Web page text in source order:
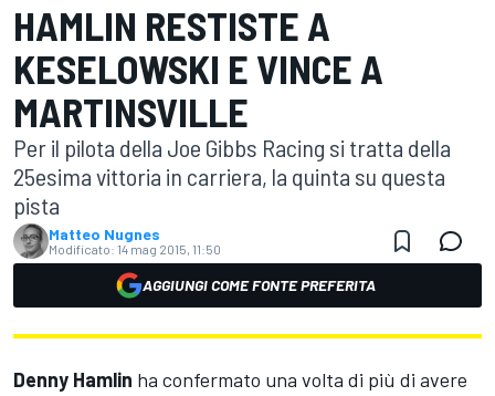
HAMLIN RESTISTE A
KESELOWSKI E VINCE A
MARTINSVILLE
Per il pilota della Joe Gibbs Racing si tratta della
25esima vittoria in carriera, la quinta su questa
pista
Matteo Nugnes
Modificato: 14 mag 2015, 11:50
AGGIUNGI COME FONTE PREFERITA
Denny Hamlin ha confermato una volta di più di avere